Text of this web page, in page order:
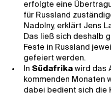
erfolgte eine
für Russland
Nadolny, erklärt Jens
Das ließ sich deshalb
Feste in Russland
gefeiert werden.
In Südafrika wird das
kommenden Monaten
dabei bedient sich die